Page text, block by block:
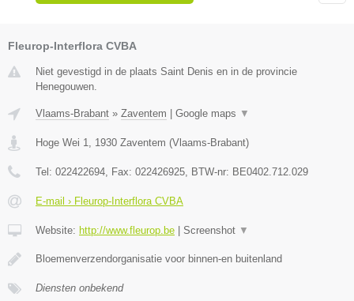
Fleurop-Interflora CVBA
Niet gevestigd in de plaats Saint Denis en in de provincie
Henegouwen.
Vlaams-Brabant » Zaventem Google maps ▼
Hoge Wei 1, 1930 Zaventem (Vlaams-Brabant)
Tel: 022422694, Fax: 022426925, BTW-nr: BE0402.712.029
E-mail › Fleurop-Interflora CVBA
Website: http://www.fleurop.be Screenshot ▼
Bloemenverzendorganisatie voor binnen-en buitenland
Diensten onbekend